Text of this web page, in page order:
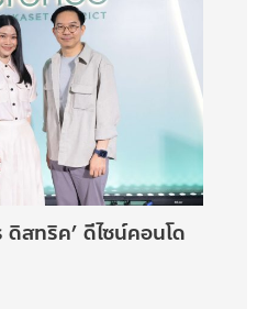
ดิสทริค’ ดีไซน์คอนโด